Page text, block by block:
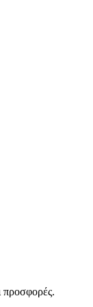
προσφορές.